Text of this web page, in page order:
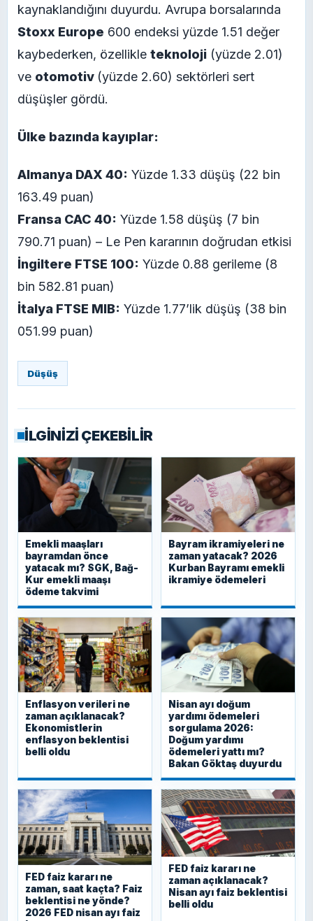
kaynaklandığını duyurdu. Avrupa borsalarında
Stoxx Europe 600 endeksi yüzde 1.51 değer
kaybederken, özellikle teknoloji (yüzde 2.01)
ve otomotiv (yüzde 2.60) sektörleri sert
düşüşler gördü.
Ülke bazında kayıplar:
Almanya DAX 40: Yüzde 1.33 düşüş (22 bin
163.49 puan)
Fransa CAC 40: Yüzde 1.58 düşüş (7 bin
790.71 puan) – Le Pen kararının doğrudan etkisi
İngiltere FTSE 100: Yüzde 0.88 gerileme (8
bin 582.81 puan)
İtalya FTSE MIB: Yüzde 1.77’lik düşüş (38 bin
051.99 puan)
Düşüş
İLGİNİZİ ÇEKEBİLİR
Emekli maaşları
bayramdan önce
yatacak mı? SGK, Bağ-
Kur emekli maaşı
ödeme takvimi
Bayram ikramiyeleri ne
zaman yatacak? 2026
Kurban Bayramı emekli
ikramiye ödemeleri
Enflasyon verileri ne
zaman açıklanacak?
Ekonomistlerin
enflasyon beklentisi
belli oldu
Nisan ayı doğum
yardımı ödemeleri
sorgulama 2026:
Doğum yardımı
ödemeleri yattı mı?
Bakan Göktaş duyurdu
FED faiz kararı ne
zaman, saat kaçta? Faiz
beklentisi ne yönde?
2026 FED nisan ayı faiz
FED faiz kararı ne
zaman açıklanacak?
Nisan ayı faiz beklentisi
belli oldu